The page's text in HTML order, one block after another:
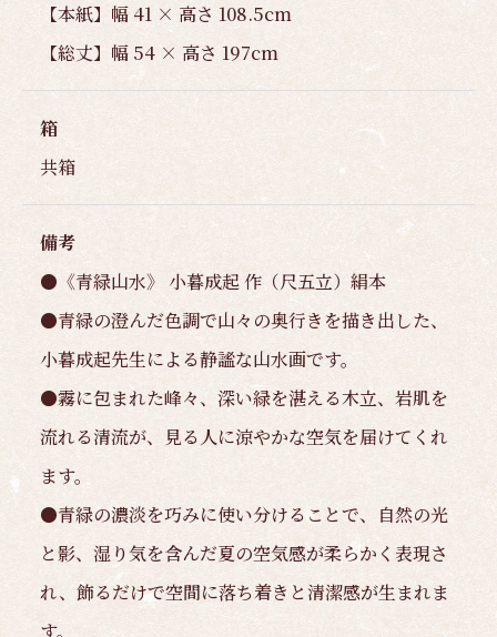
【本紙】幅 41 × 高さ 108.5cm
【総丈】幅 54 × 高さ 197cm
箱
共箱
備考
●《青緑山水》 小暮成起 作（尺五立）絹本
●青緑の澄んだ色調で山々の奥行きを描き出した、
小暮成起先生による静謐な山水画です。
●霧に包まれた峰々、深い緑を湛える木立、岩肌を
流れる清流が、見る人に涼やかな空気を届けてくれ
ます。
●青緑の濃淡を巧みに使い分けることで、自然の光
と影、湿り気を含んだ夏の空気感が柔らかく表現さ
れ、飾るだけで空間に落ち着きと清潔感が生まれま
す。